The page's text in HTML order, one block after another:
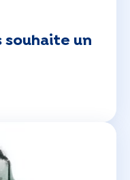
souhaite un